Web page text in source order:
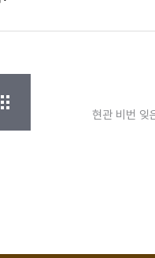
현관 비번 잊